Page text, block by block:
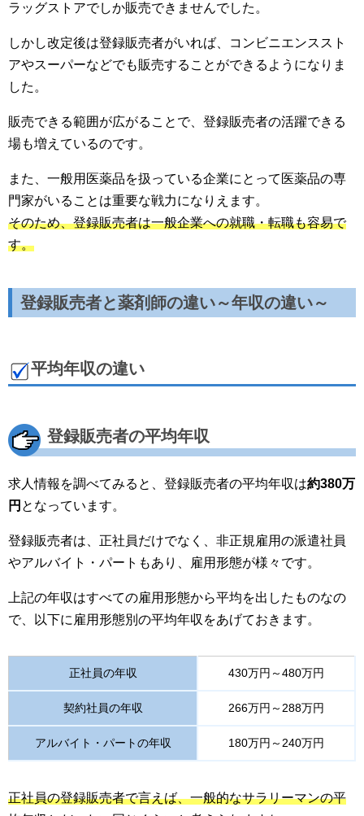
ラッグストアでしか販売できませんでした。
しかし改定後は登録販売者がいれば、コンビニエンススト
アやスーパーなどでも販売することができるようになりま
した。
販売できる範囲が広がることで、登録販売者の活躍できる
場も増えているのです。
また、一般用医薬品を扱っている企業にとって医薬品の専
門家がいることは重要な戦力になりえます。
そのため、登録販売者は一般企業への就職・転職も容易で
す。
登録販売者と薬剤師の違い～年収の違い～
平均年収の違い
登録販売者の平均年収
求人情報を調べてみると、登録販売者の平均年収は約380万
円 となっています。
登録販売者は、正社員だけでなく、非正規雇用の派遣社員
やアルバイト・パートもあり、雇用形態が様々です。
上記の年収はすべての雇用形態から平均を出したものなの
で、以下に雇用形態別の平均年収をあげておきます。
正社員の年収 430万円～480万円
契約社員の年収 266万円～288万円
アルバイト・パートの年収 180万円～240万円
正社員の登録販売者で言えば、一般的なサラリーマンの平